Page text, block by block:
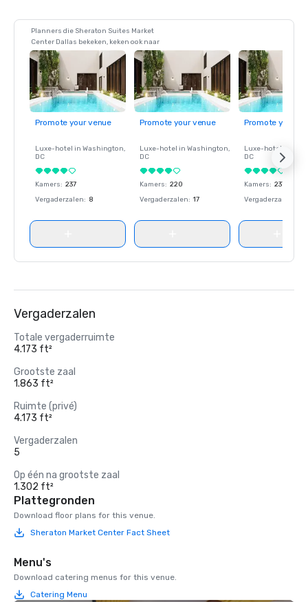
Planners die Sheraton Suites Market
Center Dallas bekeken, keken ook naar
Promote your venue
Luxe-hotel in Washington,
DC
Kamers: 237
Vergaderzalen: 8
Promote your venue
Luxe-hotel in Washington,
DC
Kamers: 220
Vergaderzalen: 17
Promote your
Luxe-hotel in
DC
Kamers: 237
Vergaderzalen
Vergaderzalen
Totale vergaderruimte
4.173 ft²
Grootste zaal
1.863 ft²
Ruimte (privé)
4.173 ft²
Vergaderzalen
5
Op één na grootste zaal
1.302 ft²
Plattegronden
Download floor plans for this venue.
Sheraton Market Center Fact Sheet
Menu's
Download catering menus for this venue.
Catering Menu